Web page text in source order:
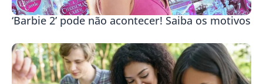
‘Barbie 2’ pode não acontecer! Saiba os motivos